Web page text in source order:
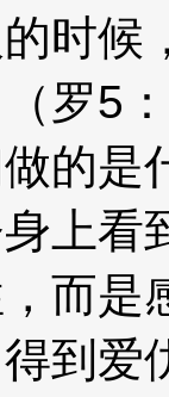
时候
罗5
的是
上看
而是
到爱